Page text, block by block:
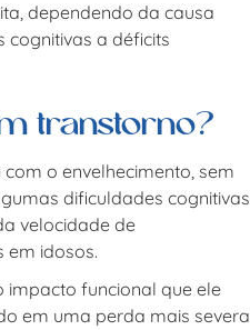
dependendo da causa
cognitivas a déficits
transtorno?
o envelhecimento, sem
dificuldades cognitivas
velocidade de
em idosos.
impacto funcional que ele
em uma perda mais severa